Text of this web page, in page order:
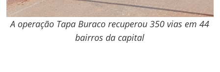
A operação Tapa Buraco recuperou 350 vias em 44
bairros da capital